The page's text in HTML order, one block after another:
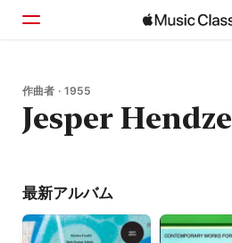
ホーム
見つける
作曲者 · 1955
Jesper Hendze
最新アルバム